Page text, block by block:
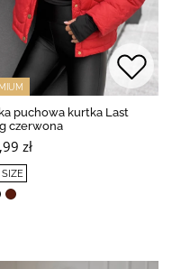
puchowa kurtka Last
czerwona
zł